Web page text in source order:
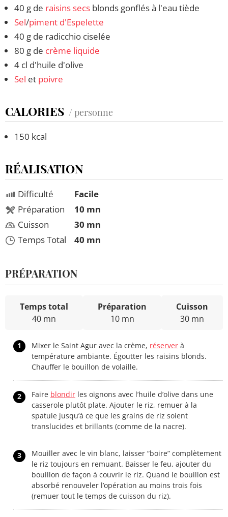
40 g de raisins secs blonds gonflés à l'eau tiède
Sel/piment d'Espelette
40 g de radicchio ciselée
80 g de crème liquide
4 cl d'huile d'olive
Sel et poivre
CALORIES / personne
150 kcal
RÉALISATION
Difficulté
Préparation
Cuisson
Temps Total
Facile
10 mn
30 mn
40 mn
PRÉPARATION
Temps total
40 mn
Préparation
10 mn
Cuisson
30 mn
1 Mixer le Saint Agur avec la crème, réserver à
température ambiante. Égoutter les raisins blonds.
Chauffer le bouillon de volaille.
2 Faire blondir les oignons avec l’huile d’olive dans une
casserole plutôt plate. Ajouter le riz, remuer à la
spatule jusqu’à ce que les grains de riz soient
translucides et brillants (comme de la nacre).
3
Mouiller avec le vin blanc, laisser “boire” complètement
le riz toujours en remuant. Baisser le feu, ajouter du
bouillon de façon à couvrir le riz. Quand le bouillon est
absorbé renouveler l’opération au moins trois fois
(remuer tout le temps de cuisson du riz).